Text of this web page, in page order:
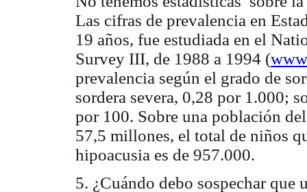
Las cifras de prevalencia en
19 años, fue estudiada en el
Survey III, de 1988 a 1994 (
prevalencia según el grado de
sordera severa, 0,28 por 1.000;
por 100. Sobre una población
57,5 millones, el total de niños
hipoacusia es de 957.000.
5. ¿Cuándo debo sospechar que